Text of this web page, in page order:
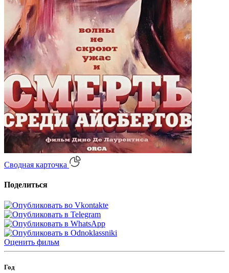
Сводная карточка
Поделиться
Оценить фильм
Год